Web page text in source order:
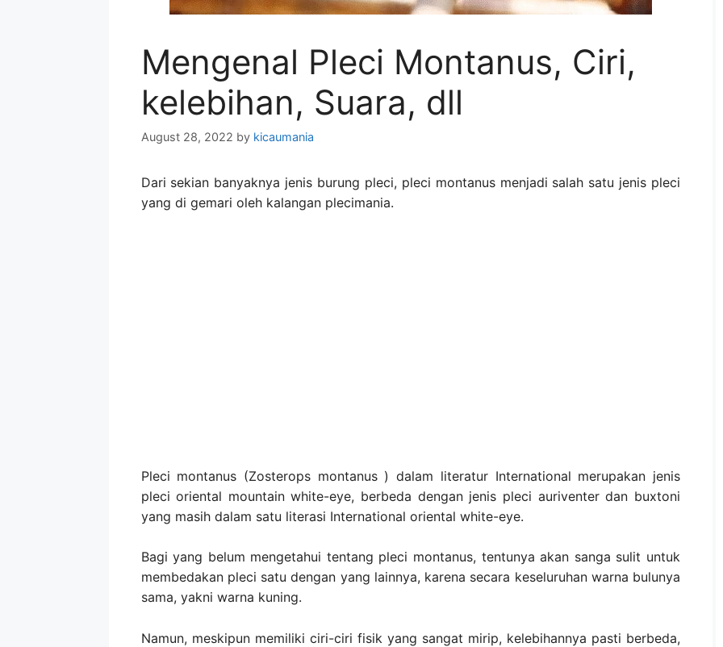
Mengenal Pleci Montanus, Ciri,
kelebihan, Suara, dll
August 28, 2022 by kicaumania
Dari sekian banyaknya jenis burung pleci, pleci montanus menjadi salah satu jenis pleci
yang di gemari oleh kalangan plecimania.
Pleci montanus (Zosterops montanus ) dalam literatur International merupakan jenis
pleci oriental mountain white-eye, berbeda dengan jenis pleci auriventer dan buxtoni
yang masih dalam satu literasi International oriental white-eye.
Bagi yang belum mengetahui tentang pleci montanus, tentunya akan sanga sulit untuk
membedakan pleci satu dengan yang lainnya, karena secara keseluruhan warna bulunya
sama, yakni warna kuning.
Namun, meskipun memiliki ciri-ciri fisik yang sangat mirip, kelebihannya pasti berbeda,